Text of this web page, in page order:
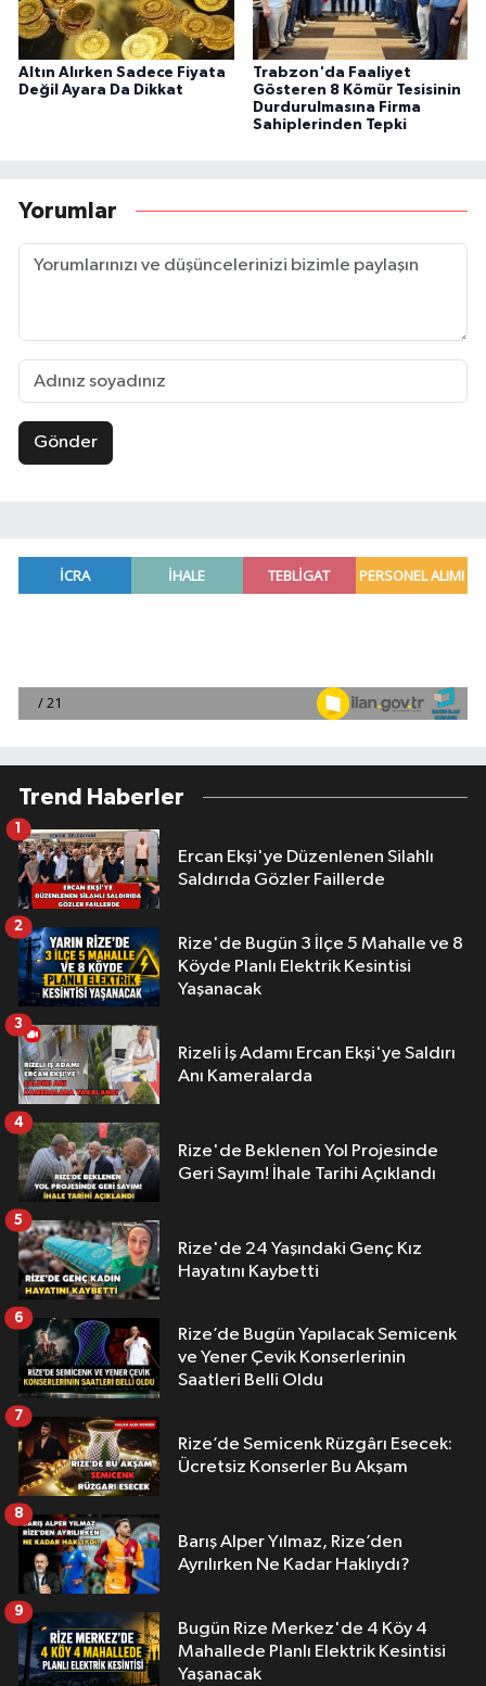
Altın Alırken Sadece Fiyata
Değil Ayara Da Dikkat
Trabzon'da Faaliyet
Gösteren 8 Kömür Tesisinin
Durdurulmasına Firma
Sahiplerinden Tepki
Yorumlar
Gönder
Trend Haberler
Ercan Ekşi'ye Düzenlenen Silahlı
Saldırıda Gözler Faillerde
1
Rize'de Bugün 3 İlçe 5 Mahalle ve 8
Köyde Planlı Elektrik Kesintisi
Yaşanacak
2
Rizeli İş Adamı Ercan Ekşi'ye Saldırı
Anı Kameralarda
3
Rize'de Beklenen Yol Projesinde
Geri Sayım! İhale Tarihi Açıklandı
4
Rize'de 24 Yaşındaki Genç Kız
Hayatını Kaybetti
5
Rize’de Bugün Yapılacak Semicenk
ve Yener Çevik Konserlerinin
Saatleri Belli Oldu
6
Rize’de Semicenk Rüzgârı Esecek:
Ücretsiz Konserler Bu Akşam
7
Barış Alper Yılmaz, Rize’den
Ayrılırken Ne Kadar Haklıydı?
8
Bugün Rize Merkez'de 4 Köy 4
Mahallede Planlı Elektrik Kesintisi
Yaşanacak
9